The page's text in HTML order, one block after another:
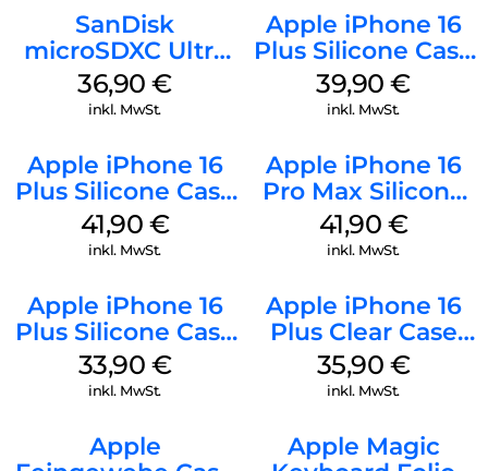
SanDisk
microSDXC Ultra
128 GB + Adapter
Mobile
36,90€
inkl. MwSt.
Apple iPhone 16
Plus Silicone Case
MagSafe Plum
39,90€
inkl. MwSt.
Apple iPhone 16
Plus Silicone Case
MagSafe Stone
Gray
41,90 €
inkl. MwSt.
Apple iPhone 16
Pro Max Silicone
Case MagSafe
Ultramarine
41,90 €
inkl. MwSt.
Apple iPhone 16
Plus Silicone Case
MagSafe Lake
Green
33,90 €
inkl. MwSt.
Apple iPhone 16
Plus Clear Case
MagSafe
Transparent
35,90 €
inkl. MwSt.
Apple
Apple Magic